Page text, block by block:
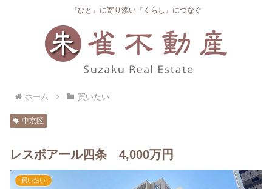
『ひと』に寄り添い『くらし』につなぐ
ホーム 買いたい
中京区
レスポアール四条 4,000万円
買いたい